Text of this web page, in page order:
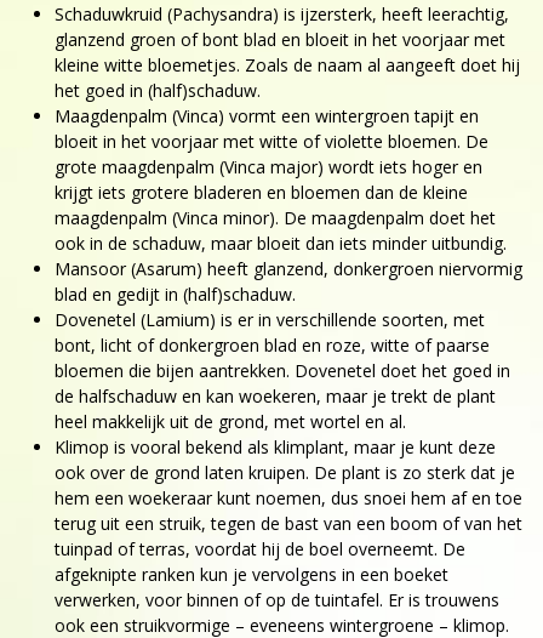
Schaduwkruid (Pachysandra) is ijzersterk, heeft leerachtig,
glanzend groen of bont blad en bloeit in het voorjaar met
kleine witte bloemetjes. Zoals de naam al aangeeft doet hij
het goed in (half)schaduw.
Maagdenpalm (Vinca) vormt een wintergroen tapijt en
bloeit in het voorjaar met witte of violette bloemen. De
grote maagdenpalm (Vinca major) wordt iets hoger en
krijgt iets grotere bladeren en bloemen dan de kleine
maagdenpalm (Vinca minor). De maagdenpalm doet het
ook in de schaduw, maar bloeit dan iets minder uitbundig.
Mansoor (Asarum) heeft glanzend, donkergroen niervormig
blad en gedijt in (half)schaduw.
Dovenetel (Lamium) is er in verschillende soorten, met
bont, licht of donkergroen blad en roze, witte of paarse
bloemen die bijen aantrekken. Dovenetel doet het goed in
de halfschaduw en kan woekeren, maar je trekt de plant
heel makkelijk uit de grond, met wortel en al.
Klimop is vooral bekend als klimplant, maar je kunt deze
ook over de grond laten kruipen. De plant is zo sterk dat je
hem een woekeraar kunt noemen, dus snoei hem af en toe
terug uit een struik, tegen de bast van een boom of van het
tuinpad of terras, voordat hij de boel overneemt. De
afgeknipte ranken kun je vervolgens in een boeket
verwerken, voor binnen of op de tuintafel. Er is trouwens
ook een struikvormige – eveneens wintergroene – klimop.